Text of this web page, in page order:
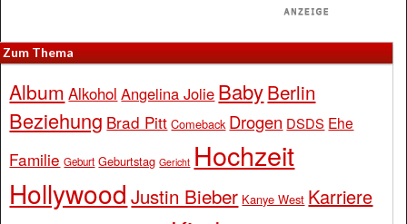
Zum Thema
Album Alkohol Angelina Jolie BabyBerlin
Beziehung Brad Pitt Comeback Drogen DSDS Ehe
Familie Geburt Geburtstag Gericht Hochzeit
Hollywood Justin Bieber Kanye West Karriere